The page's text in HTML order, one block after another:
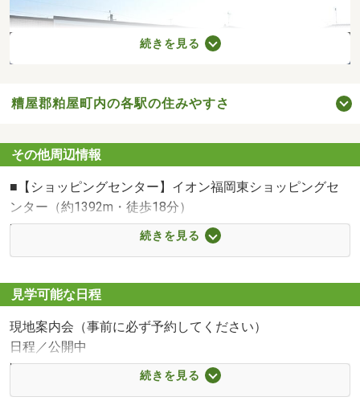
続きを見る
糟屋郡粕屋町内の各駅の住みやすさ
その他周辺情報
■【ショッピングセンター】イオン福岡東ショッピングセ
ンター（約1392m・徒歩18分）
■【ショッピングセンター】ハニーズ福岡東店（約
徒歩13分）
■【スーパー】業務スーパー粕屋仲原店（約1188m・徒歩
15分）
■【スーパー】イオン福岡東店（約1385m・徒歩18分）
■【スーパー】カフェファディ粕屋仲原店（約1170m・徒
続きを見る
見学可能な日程
現地案内会（事前に必ず予約してください）
日程／公開中
時間／9:00～18:00
〇●〇ご見学・ご案内について〇●〇
続きを見る